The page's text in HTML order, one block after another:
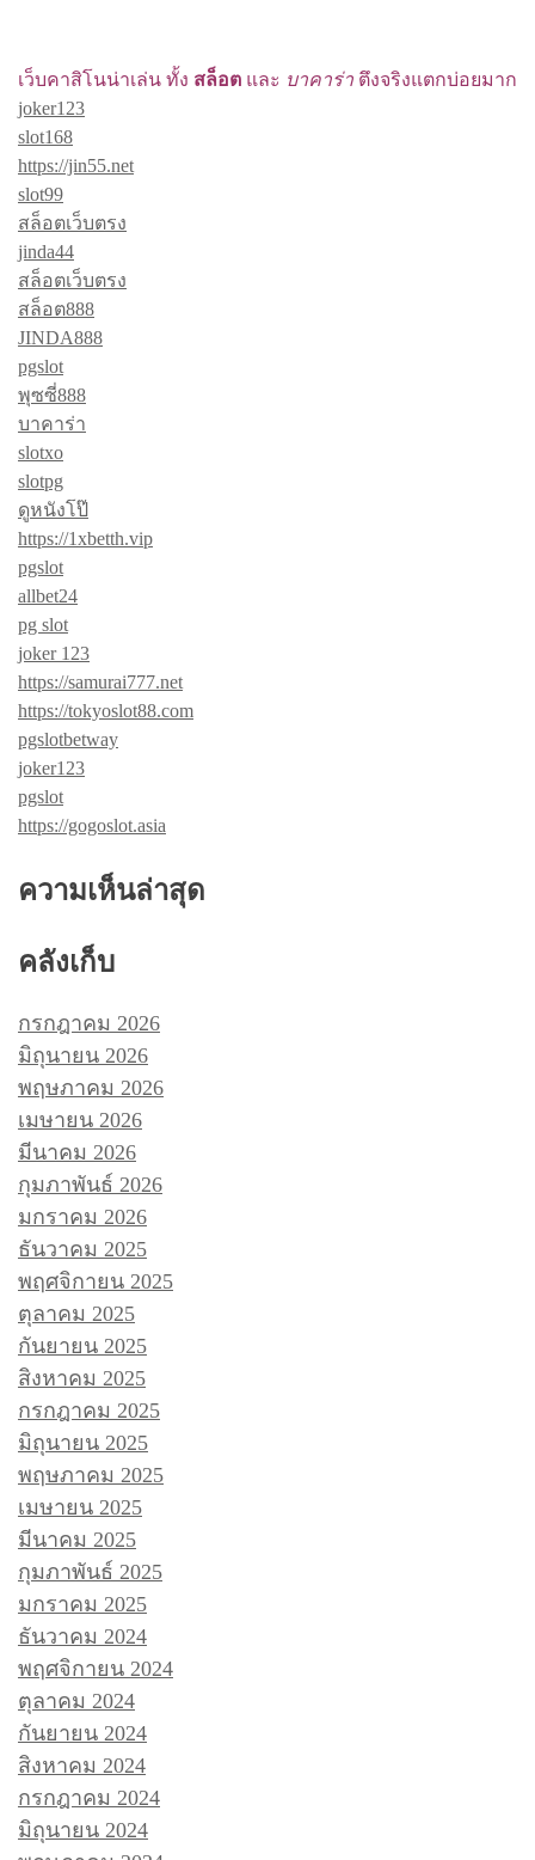
เว็บคาสิโนน่าเล่น ทั้ง สล็อต และ บาคาร่า ตึงจริงแตกบ่อยมาก
joker123
slot168
https://jin55.net
slot99
สล็อตเว็บตรง
jinda44
สล็อตเว็บตรง
สล็อต888
JINDA888
pgslot
พุซซี่888
บาคาร่า
slotxo
slotpg
ดูหนังโป๊
https://1xbetth.vip
pgslot
allbet24
pg slot
joker 123
https://samurai777.net
https://tokyoslot88.com
pgslotbetway
joker123
pgslot
https://gogoslot.asia
ความเห็นล่าสุด
คลังเก็บ
กรกฎาคม 2026
มิถุนายน 2026
พฤษภาคม 2026
เมษายน 2026
มีนาคม 2026
กุมภาพันธ์ 2026
มกราคม 2026
ธันวาคม 2025
พฤศจิกายน 2025
ตุลาคม 2025
กันยายน 2025
สิงหาคม 2025
กรกฎาคม 2025
มิถุนายน 2025
พฤษภาคม 2025
เมษายน 2025
มีนาคม 2025
กุมภาพันธ์ 2025
มกราคม 2025
ธันวาคม 2024
พฤศจิกายน 2024
ตุลาคม 2024
กันยายน 2024
สิงหาคม 2024
กรกฎาคม 2024
มิถุนายน 2024